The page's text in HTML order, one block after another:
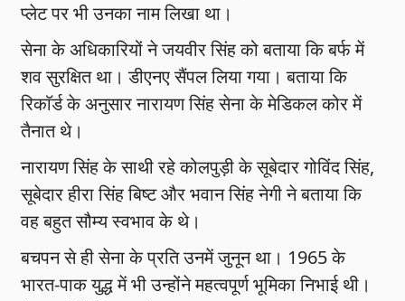
प्लेट पर भी उनका नाम लिखा था।
सेना के अधिकारियों ने जयवीर सिंह को बताया कि बर्फ में
शव सुरक्षित था। डीएनए सैंपल लिया गया। बताया कि
रिकाॅर्ड के अनुसार नारायण सिंह सेना के मेडिकल कोर में
तैनात थे।
नारायण सिंह के साथी रहे कोलपुड़ी के सूबेदार गोविंद सिंह,
सूबेदार हीरा सिंह बिष्ट और भवान सिंह नेगी ने बताया कि
वह बहुत सौम्य स्वभाव के थे।
बचपन से ही सेना के प्रति उनमें जुनून था। 1965 के
भारत-पाक युद्ध में भी उन्होंने महत्वपूर्ण भूमिका निभाई थी।